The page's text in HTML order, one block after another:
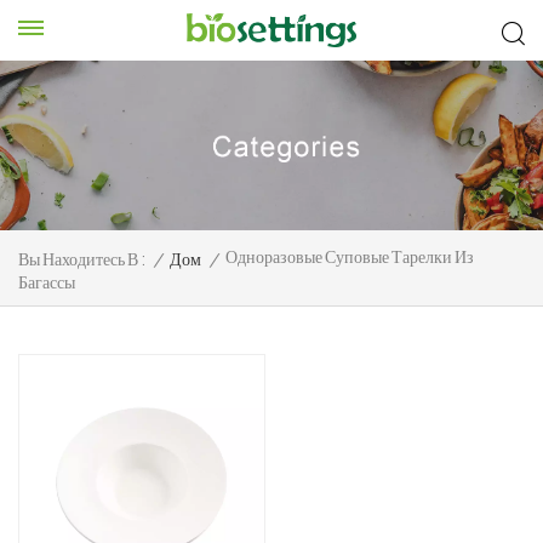
Вы Находитесь В : / Дом / Одноразовые Суповые Тарелки Из
Багассы